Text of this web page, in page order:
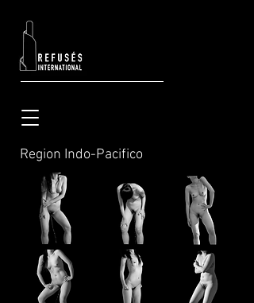
Region Indo-Pacifico